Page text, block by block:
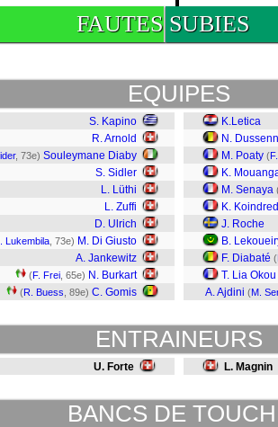
FAUTES SUBIES
EQUIPES
S. Kapino
R. Arnold
, 73e) Souleymane Diaby
S. Sidler
L. Lüthi
L. Zuffi
D. Ulrich
Lukembila , 73e) M. Di Giusto
A. Jankewitz
(F. Frei , 65e) N. Burkart
(R. Buess , 89e) C. Gomis
K.Letica
N.
M. Poaty (
K.
M. Senaya
K.
J. Roche
B.
F. Diabaté (
T. Lia Okou
A. Ajdini (M.
ENTRAINEURS
U. Forte L. Magnin
BANCS DE